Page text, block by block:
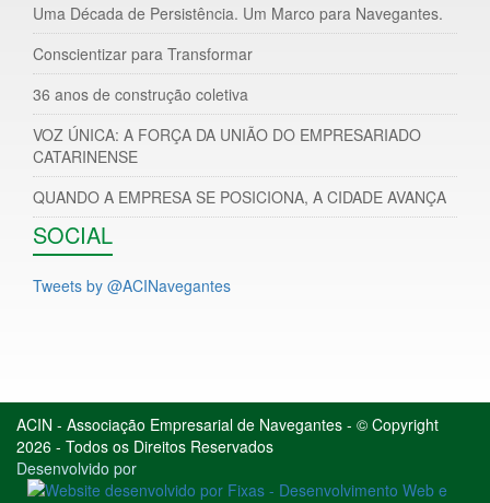
Uma Década de Persistência. Um Marco para Navegantes.
Conscientizar para Transformar
36 anos de construção coletiva
VOZ ÚNICA: A FORÇA DA UNIÃO DO EMPRESARIADO
CATARINENSE
QUANDO A EMPRESA SE POSICIONA, A CIDADE AVANÇA
SOCIAL
Tweets by @ACINavegantes
ACIN - Associação Empresarial de Navegantes - © Copyright
2026 - Todos os Direitos Reservados
Desenvolvido por